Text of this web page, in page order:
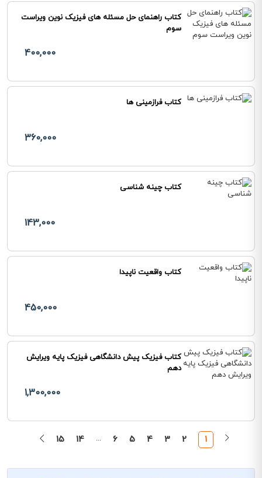
کتاب راهنمای حل مسئله های فیزیک نوین ویراست
سوم
400,000
کتاب فرازمینی ها
360,000
کتاب چینه شناسی
143,000
کتاب واقعیت ناپیدا
450,000
کتاب فیزیک پیش دانشگاهی فیزیک پایه ویرایش
دهم
1,300,000
1
2
3
4
5
6
...
14
15